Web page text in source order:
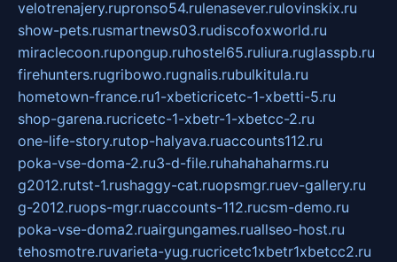
velotrenajery.rupronso54.rulenasever.rulovinskix.ru
show-pets.rusmartnews03.rudiscofoxworld.ru
miraclecoon.rupongup.ruhostel65.ruliura.ruglasspb.ru
firehunters.rugribowo.rugnalis.rubulkitula.ru
hometown-france.ru1-xbeticricetc-1-xbetti-5.ru
shop-garena.rucricetc-1-xbetr-1-xbetcc-2.ru
one-life-story.rutop-halyava.ruaccounts112.ru
poka-vse-doma-2.ru3-d-file.ruhahahaharms.ru
g2012.rutst-1.rushaggy-cat.ruopsmgr.ruev-gallery.ru
g-2012.ruops-mgr.ruaccounts-112.rucsm-demo.ru
poka-vse-doma2.ruairgungames.ruallseo-host.ru
tehosmotre.ruvarieta-yug.rucricetc1xbetr1xbetcc2.ru